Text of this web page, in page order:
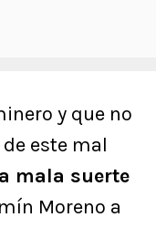
y que no
este mal
mala suerte
Moreno a